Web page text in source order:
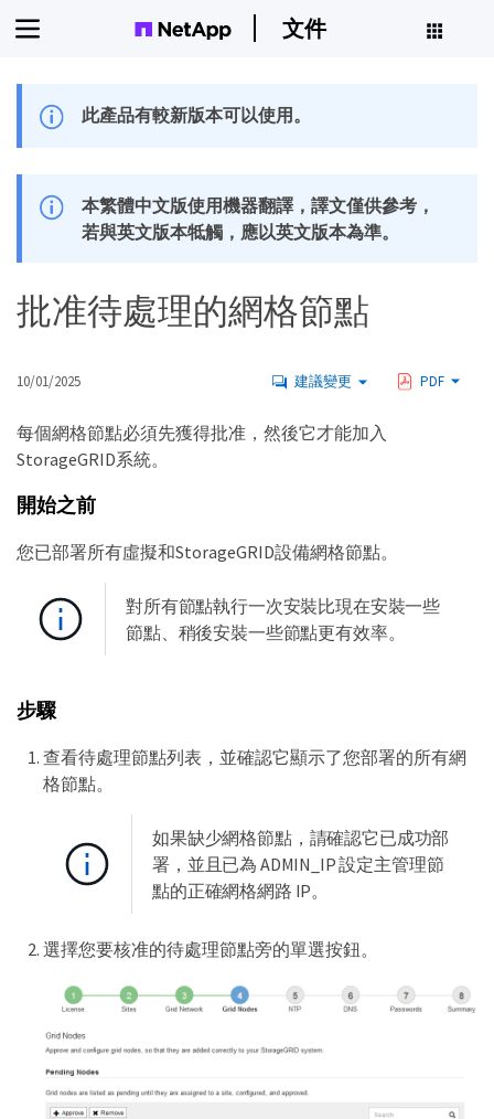
文件
此產品有較新版本可以使用。
本繁體中文版使用機器翻譯，譯文僅供參考，
若與英文版本牴觸，應以英文版本為準。
批准待處理的網格節點
10/01/2025 建議變更 PDF
每個網格節點必須先獲得批准，然後它才能加入
StorageGRID系統。
開始之前
您已部署所有虛擬和StorageGRID設備網格節點。
對所有節點執行一次安裝比現在安裝一些
節點、稍後安裝一些節點更有效率。
步驟
查看待處理節點列表，並確認它顯示了您部署的所有網
格節點。
如果缺少網格節點，請確認它已成功部
署，並且已為 ADMIN_IP 設定主管理節
點的正確網格網路 IP。
選擇您要核准的待處理節點旁的單選按鈕。